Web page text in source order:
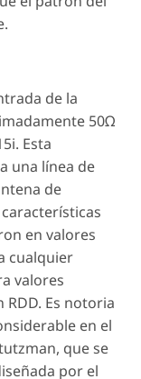
de la
50Ω
Esta
una línea de
de
en valores
cualquier
valores
RDD. Es notoria
en el
que se
por el